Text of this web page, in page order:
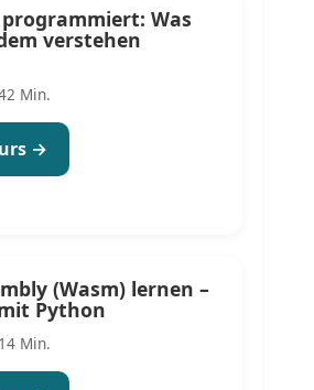
Was
verstehen
Min.
→
(Wasm) lernen –
Python
Min.